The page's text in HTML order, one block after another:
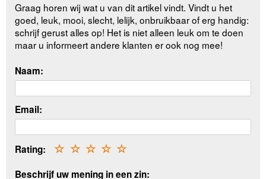
Graag horen wij wat u van dit artikel vindt. Vindt u het
goed, leuk, mooi, slecht, lelijk, onbruikbaar of erg handig:
schrijf gerust alles op! Het is niet alleen leuk om te doen
maar u informeert andere klanten er ook nog mee!
Naam:
Email:
Rating: ☆
☆
☆
☆
☆
Beschrijf uw mening in een zin: